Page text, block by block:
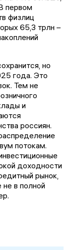
первом
физлиц
65,3 трлн –
но
года. Это
Тем не
и
россиян.
потокам.
доходности
рынок,
не в полной